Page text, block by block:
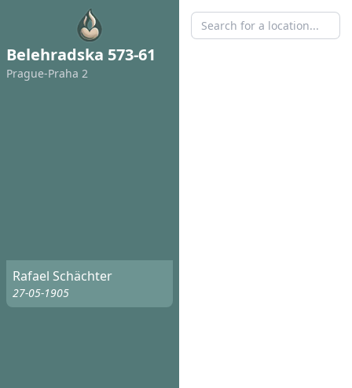
Belehradska 573-61
Prague-Praha 2
Rafael Schächter
27-05-1905